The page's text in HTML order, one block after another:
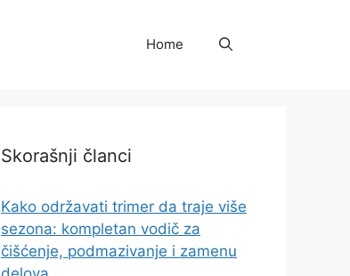
Home
Skorašnji članci
Kako održavati trimer da traje više
sezona: kompletan vodič za
čišćenje, podmazivanje i zamenu